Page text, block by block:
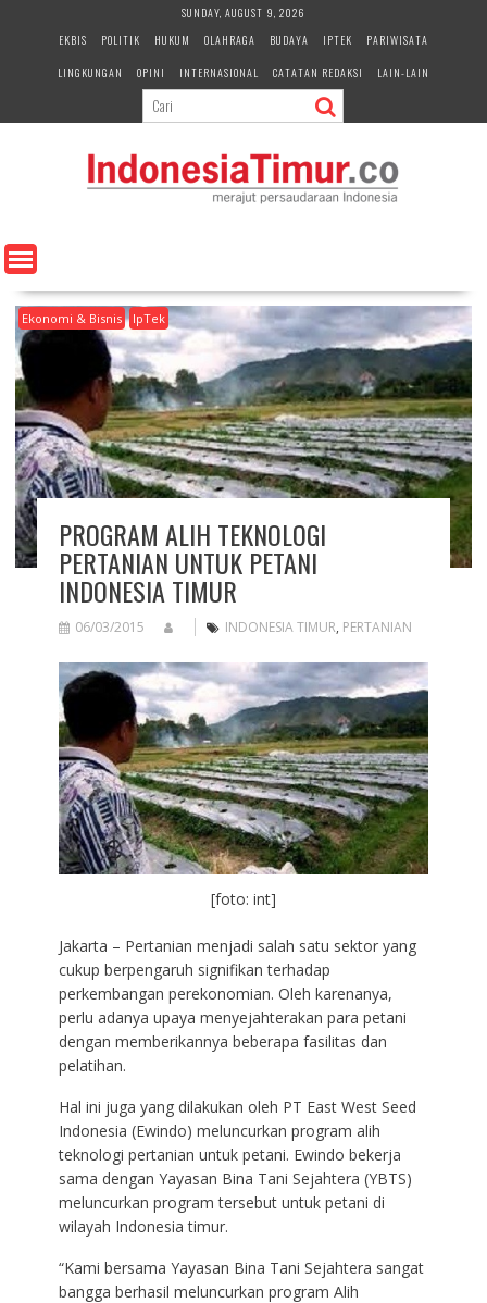
e
n
SUNDAY, AUGUST 9, 2026
EKBIS
POLITIK HUKUM OLAHRAGA BUDAYA IPTEK
PARIWISATA
LINGKUNGAN
OPINI INTERNASIONAL CATATAN REDAKSI LAIN-LAIN
Ekonomi & Bisnis IpTek
PROGRAM ALIH TEKNOLOGI
PERTANIAN UNTUK PETANI
INDONESIA TIMUR
06/03/2015 INDONESIA TIMUR, PERTANIAN
[foto: int]
Jakarta – Pertanian menjadi salah satu sektor yang
cukup berpengaruh signifikan terhadap
perkembangan perekonomian. Oleh karenanya,
perlu adanya upaya menyejahterakan para petani
dengan memberikannya beberapa fasilitas dan
pelatihan.
Hal ini juga yang dilakukan oleh PT East West Seed
Indonesia (Ewindo) meluncurkan program alih
teknologi pertanian untuk petani. Ewindo bekerja
sama dengan Yayasan Bina Tani Sejahtera (YBTS)
meluncurkan program tersebut untuk petani di
wilayah Indonesia timur.
“Kami bersama Yayasan Bina Tani Sejahtera sangat
bangga berhasil meluncurkan program Alih